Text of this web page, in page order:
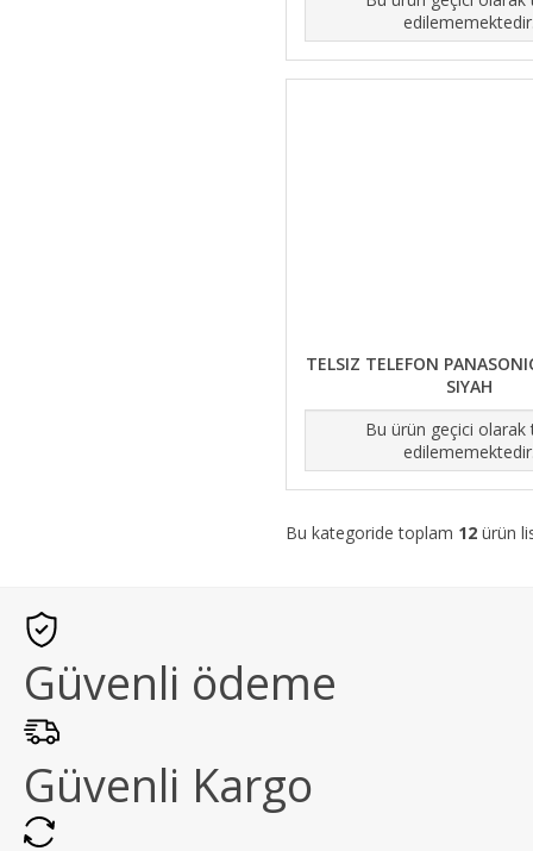
TELSIZ TELEFON
SIYAH
Bu ürün geçici olarak
Bu kategoride toplam 12 ürün
Güvenli ödeme
Güvenli Kargo